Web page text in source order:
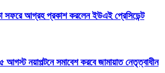
সফরে আগ্রহ প্রকাশ করলেন ইউএই প্রেসিডেন্ট
আগস্ট নয়াপল্টনে সমাবেশ করবে জামায়াত নেতৃত্বাধীন